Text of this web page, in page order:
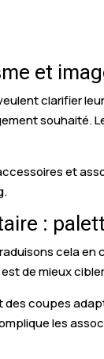
et
clarifier
souhaité.
et
:
cela
de mieux
coupes
les